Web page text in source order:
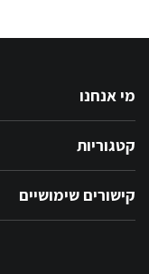
מי אנחנו
קטגוריות
קישורים שימושיים